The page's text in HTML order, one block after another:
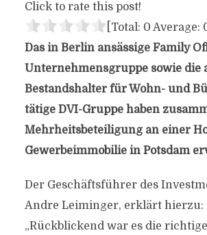
Click to rate this post!
[Total: 0 Average:
Das in Berlin ansässige Family
Unternehmensgruppe sowie die
Bestandshalter für Wohn- und
tätige DVI-Gruppe haben
Mehrheitsbeteiligung an einer
Gewerbeimmobilie in Potsdam
Der Geschäftsführer des
Andre Leiminger, erklärt hierzu:
„Rückblickend war es die richtige